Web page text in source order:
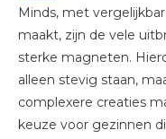
Minds, met
maakt, zijn de vele
sterke magneten.
alleen stevig staan,
complexere creaties
keuze voor gezinnen